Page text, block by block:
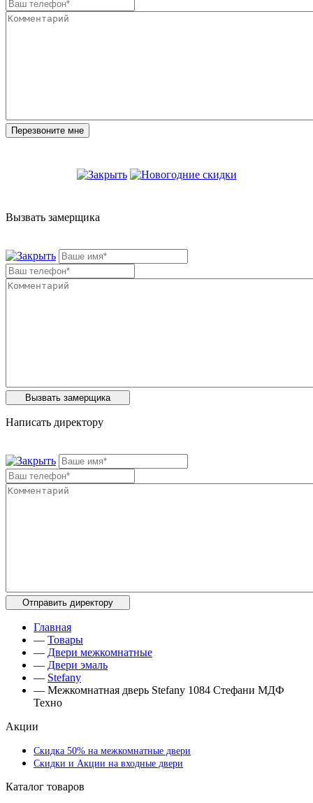
Вызвать замерщика
Написать директору
Главная
— Товары
— Двери межкомнатные
— Двери эмаль
— Stefany
— Межкомнатная дверь Stefany 1084 Стефани МДФ
Техно
Акции
Скидка 50% на межкомнатные двери
Скидки и Акции на входные двери
Каталог товаров